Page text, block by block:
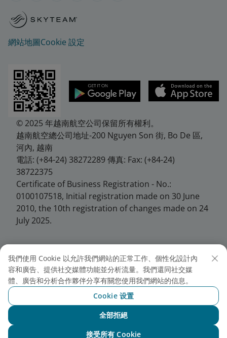
網站地圖Cookie 設定
© 2025 年越南航空公司保留所有權利。
越南航空總公司地址-200 Nguyen Son 街, Bo De 區,
河內, 越南
電話: (+84-24) 38272289 傳真: Fax: (+84-24)
38722375
Certificate of Business Registration - No.:
0100107518, Initial registration made on 30 June
2010, the 10th registration of changes made on 24
July 2025.
越南航空台北分公司
地址: 10458台北市中山區松江路146號7樓
電話: +886 2 25678286
我們使用 Cookie 以允許我們網站的正常工作、個性化設計內
容和廣告、提供社交媒體功能並分析流量。我們還同社交媒
體、廣告和分析合作夥伴分享有關您使用我們網站的信息。
Cookie 设置
全部拒絕
接受所有 Cookie